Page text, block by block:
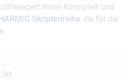
konzipiert und
Skriptenreihe die für die